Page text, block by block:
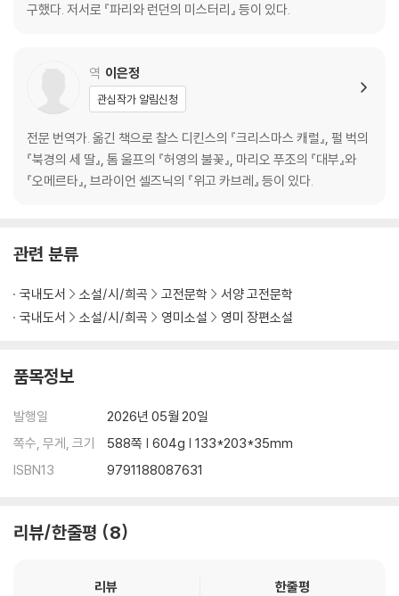
구했다. 저서로 『파리와 런던의 미스터리』 등이 있다.
역 이은정
관심작가 알림신청
전문 번역가. 옮긴 책으로 찰스 디킨스의 『크리스마스 캐럴』, 펄 벅의
『북경의 세 딸』, 톰 울프의 『허영의 불꽃』, 마리오 푸조의 『대부』와
『오메르타』, 브라이언 셀즈닉의 『위고 카브레』 등이 있다.
관련 분류
국내도서 소설/시/희곡 고전문학
서양 고전문학
국내도서
소설/시/희곡 영미소설 영미 장편소설
품목정보
발행일
2026년 05월 20일
쪽수, 무게, 크기
588쪽 | 604g | 133*203*35mm
ISBN13
9791188087631
리뷰/한줄평 8
리뷰
한줄평